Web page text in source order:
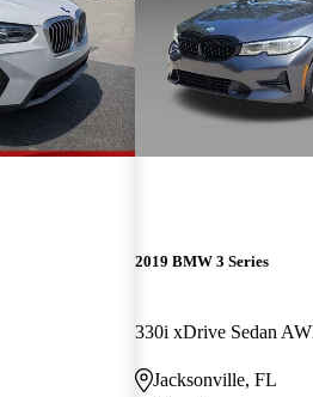
2019 BMW 3 Series
330i xDrive Sedan
Jacksonville, FL